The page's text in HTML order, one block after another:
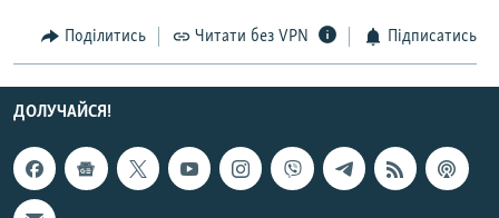
Поділитись Читати без VPN Підписатись
ДОЛУЧАЙСЯ!